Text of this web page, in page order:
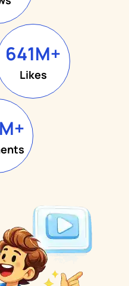
641M+
Likes
M+